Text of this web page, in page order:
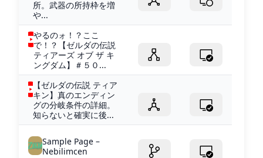
所。武器の所持枠を増
や...
やるのォ！？ここ
で！？【ゼルダの伝説
ティアーズ オブ ザ キ
ングダム】＃５０...
【ゼルダの伝説 ティア
キン】真のエンディン
グの分岐条件の詳細。
知らないと確実に後...
Sample Page –
Nebilimcen